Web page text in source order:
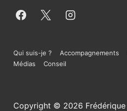
Menu
Qui suis-je ? Accompagnements
Médias
Conseil
Copyright © 2026